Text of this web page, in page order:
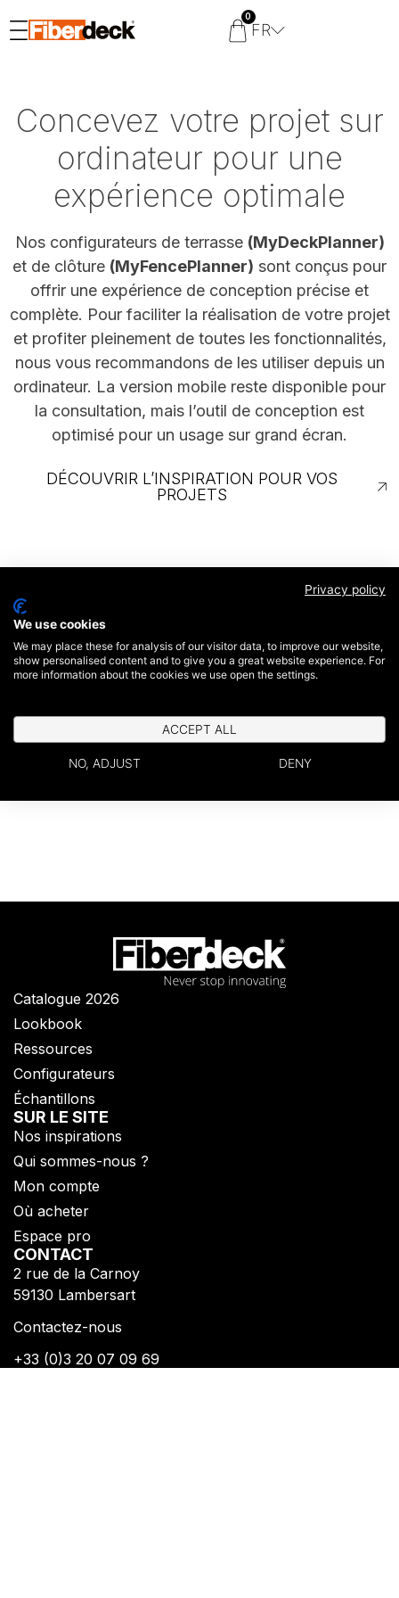
0
FR
Concevez votre projet sur
ordinateur pour une
expérience optimale
Nos configurateurs de terrasse (MyDeckPlanner)
et de clôture (MyFencePlanner) sont conçus pour
offrir une expérience de conception précise et
complète. Pour faciliter la réalisation de votre projet
et profiter pleinement de toutes les fonctionnalités,
nous vous recommandons de les utiliser depuis un
ordinateur. La version mobile reste disponible pour
la consultation, mais l’outil de conception est
optimisé pour un usage sur grand écran.
DÉCOUVRIR L’INSPIRATION POUR VOS
PROJETS
Catalogue 2026
Lookbook
Ressources
Configurateurs
Échantillons
SUR LE SITE
Nos inspirations
Qui sommes-nous ?​
Mon compte
Où acheter
Espace pro
CONTACT
2 rue de la Carnoy
​59130 Lambersart​
Contactez-nous
+33 (0)3 20 07 09 69​
Privacy policy
We use cookies
We may place these for analysis of our visitor data, to improve our website,
show personalised content and to give you a great website experience. For
more information about the cookies we use open the settings.
ACCEPT ALL
NO, ADJUST DENY